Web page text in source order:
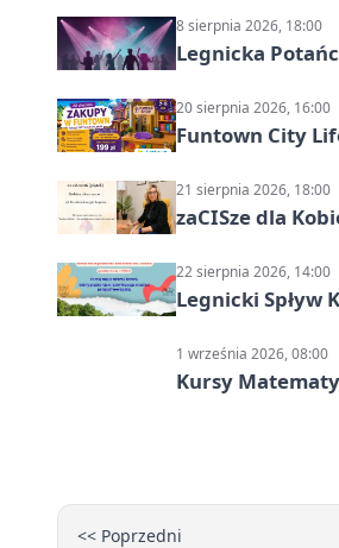
8 sierpnia 2026, 18:00
Legnicka
20 sierpnia 2026, 16:00
Funtown City
21 sierpnia 2026, 18:00
zaCISze dla
22 sierpnia 2026, 14:00
Legnicki Spływ
1 września 2026, 08:00
Kursy
<< Poprzedni